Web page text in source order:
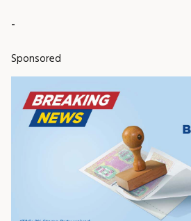
-
Sponsored